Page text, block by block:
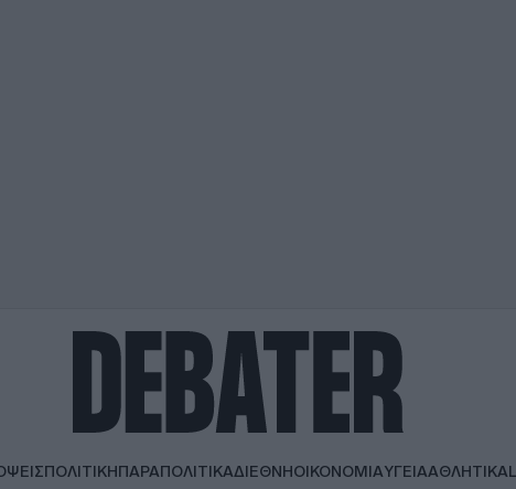
ΠΟΛΙΤΙΚΗΠΑΡΑΠΟΛΙΤΙΚΑΔΙΕΘΝΗΟΙΚΟΝΟΜΙΑΥΓΕΙΑΑΘΛΗΤΙΚΑ